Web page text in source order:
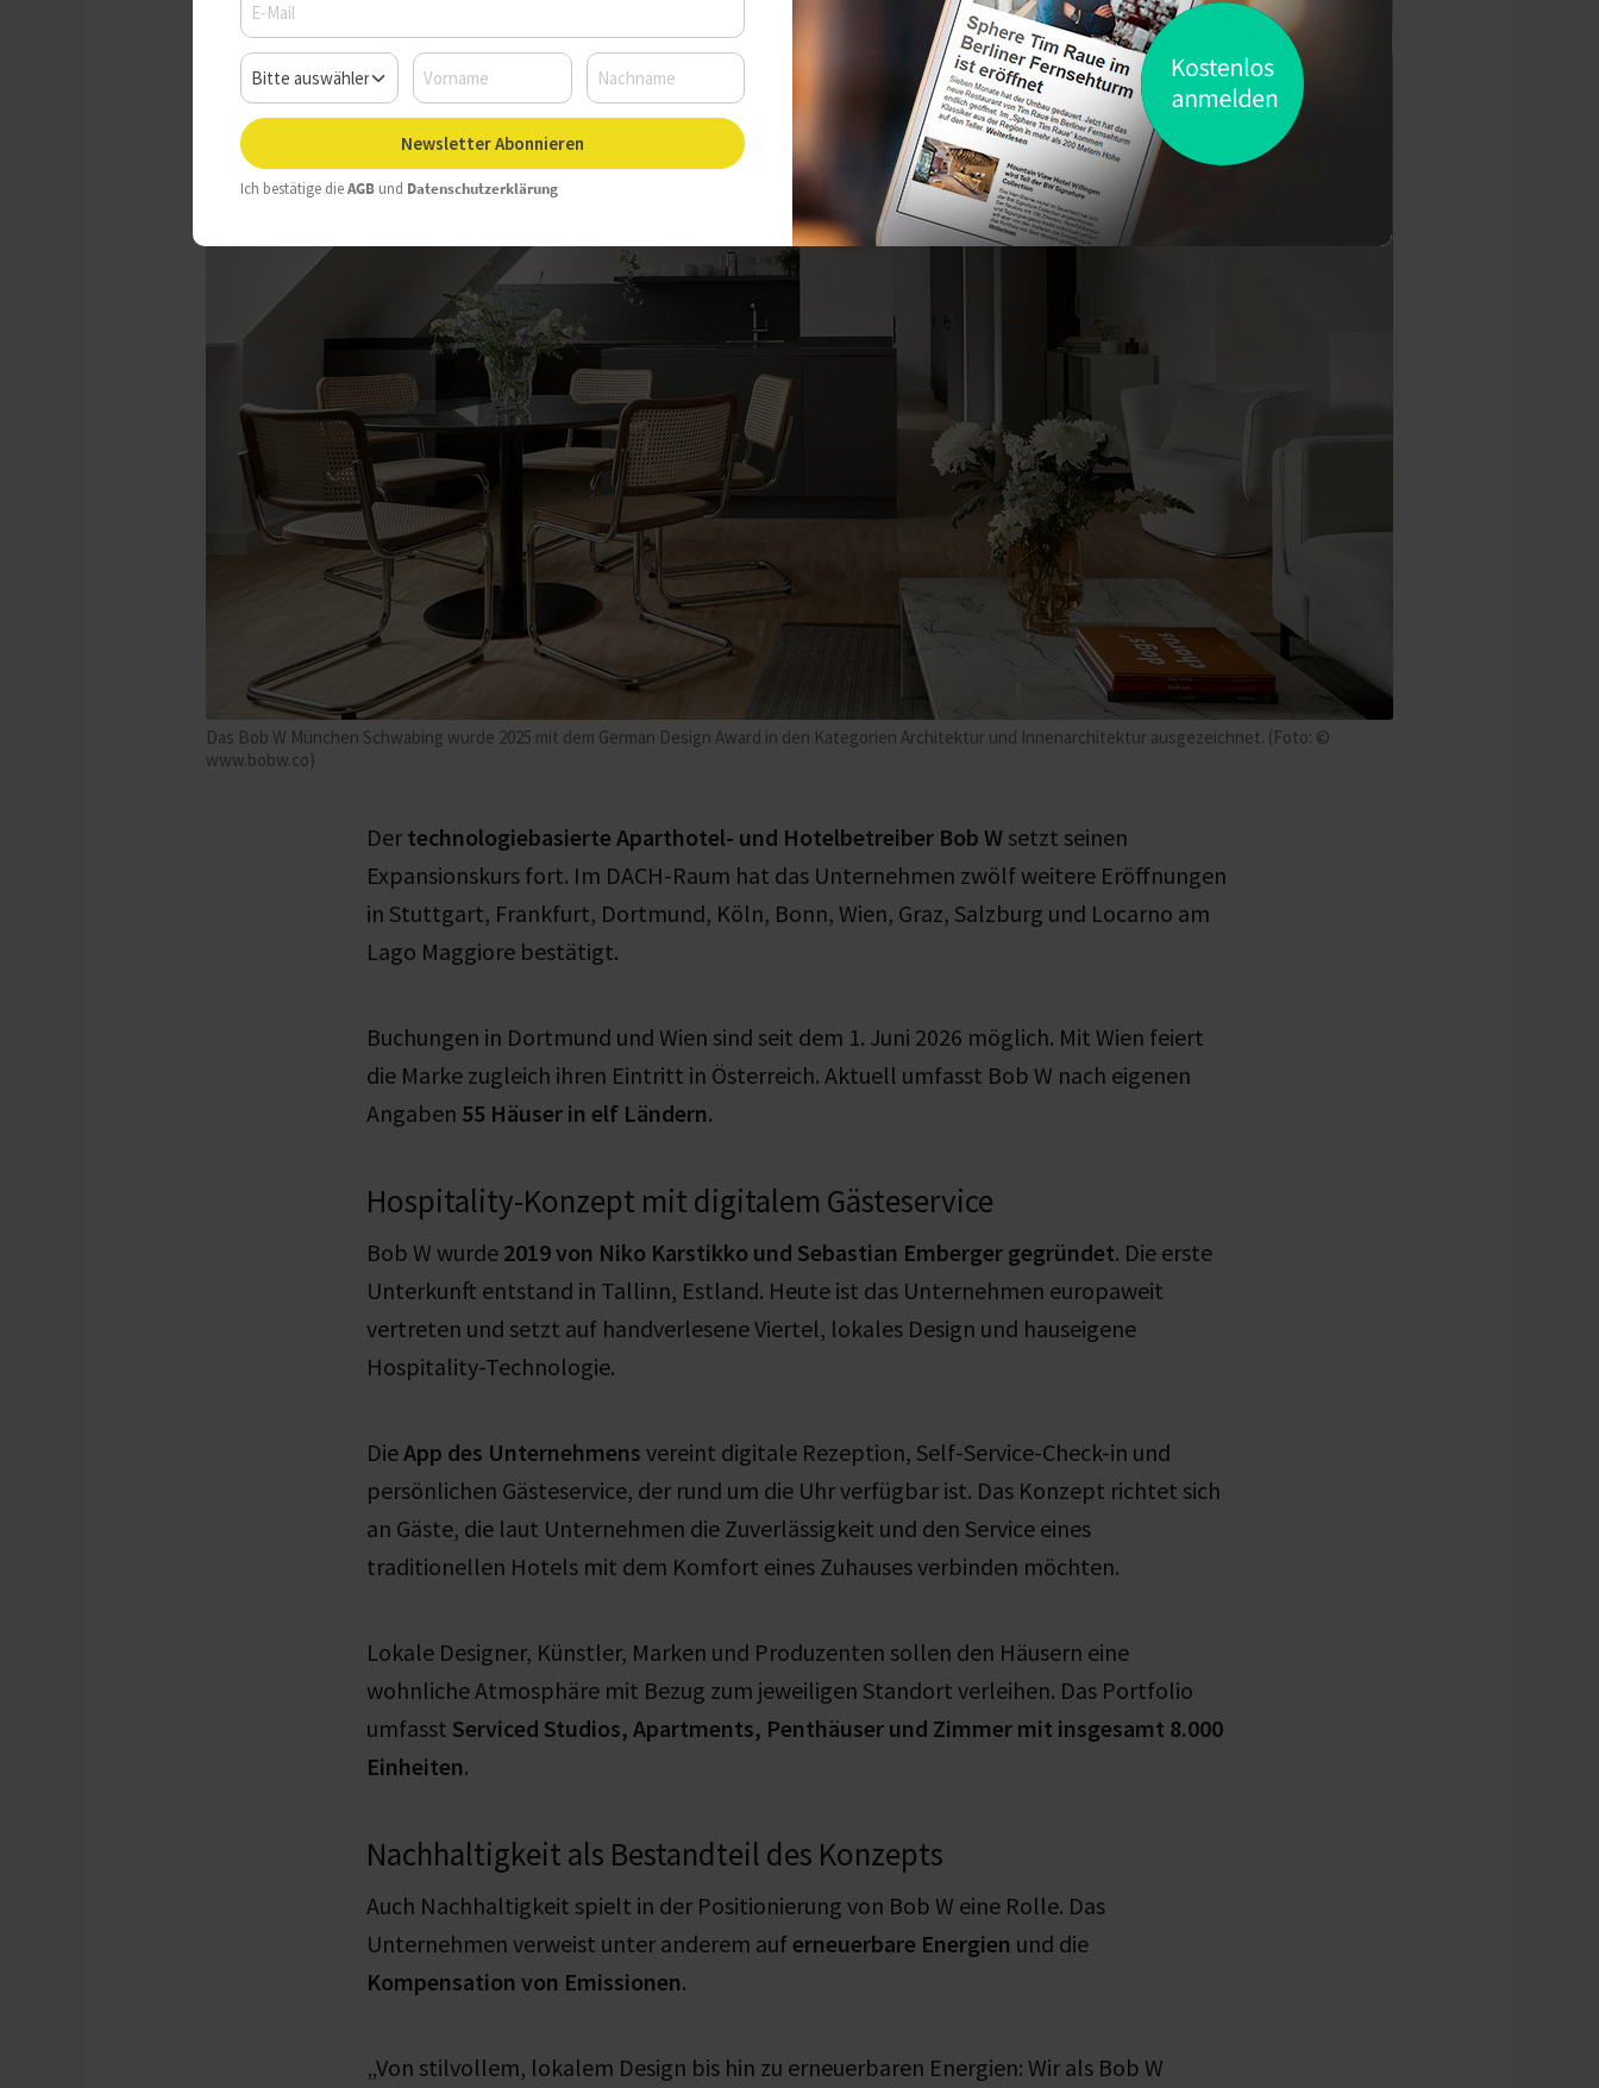
Das Bob W München Schwabing wurde 2025 mit dem German Design Award in den Kategorien Architektur und Innenarchitektur ausgezeichnet. (Foto: ©
www.bobw.co)
Der technologiebasierte Aparthotel- und Hotelbetreiber Bob W setzt seinen
Expansionskurs fort. Im DACH-Raum hat das Unternehmen zwölf weitere Eröffnungen
in Stuttgart, Frankfurt, Dortmund, Köln, Bonn, Wien, Graz, Salzburg und Locarno am
Lago Maggiore bestätigt.
Buchungen in Dortmund und Wien sind seit dem 1. Juni 2026 möglich. Mit Wien feiert
die Marke zugleich ihren Eintritt in Österreich. Aktuell umfasst Bob W nach eigenen
Angaben 55 Häuser in elf Ländern.
Hospitality-Konzept mit digitalem Gästeservice
Bob W wurde 2019 von Niko Karstikko und Sebastian Emberger gegründet. Die erste
Unterkunft entstand in Tallinn, Estland. Heute ist das Unternehmen europaweit
vertreten und setzt auf handverlesene Viertel, lokales Design und hauseigene
Hospitality-Technologie.
DieApp des Unternehmens vereint digitale Rezeption, Self-Service-Check-in und
persönlichen Gästeservice, der rund um die Uhr verfügbar ist. Das Konzept richtet sich
an Gäste, die laut Unternehmen die Zuverlässigkeit und den Service eines
traditionellen Hotels mit dem Komfort eines Zuhauses verbinden möchten.
Lokale Designer, Künstler, Marken und Produzenten sollen den Häusern eine
wohnliche Atmosphäre mit Bezug zum jeweiligen Standort verleihen. Das Portfolio
umfasst Serviced Studios, Apartments, Penthäuser und Zimmer mit insgesamt 8.000
Einheiten.
Nachhaltigkeit als Bestandteil des Konzepts
Auch Nachhaltigkeit spielt in der Positionierung von Bob W eine Rolle. Das
Unternehmen verweist unter anderem auferneuerbare Energien und die
Kompensation von Emissionen.
„Von stilvollem, lokalem Design bis hin zu erneuerbaren Energien: Wir als Bob W
Newsletter Abonnieren
Ich bestätige dieAGB und Datenschutzerklärung